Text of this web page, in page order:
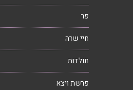
פר
חיי שרה
תולדות
פרשת ויצא